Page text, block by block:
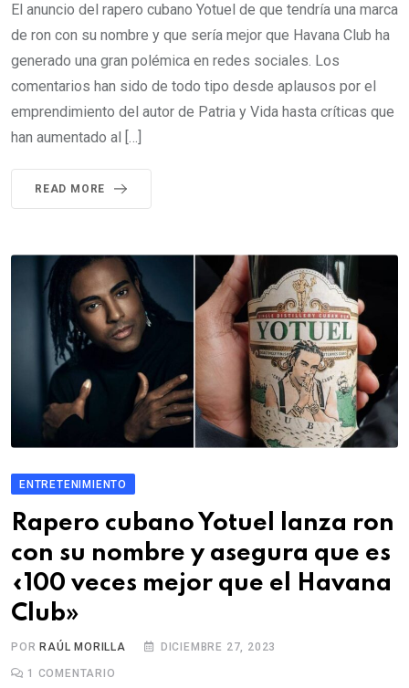
El anuncio del rapero cubano Yotuel de que tendría una marca
de ron con su nombre y que sería mejor que Havana Club ha
generado una gran polémica en redes sociales. Los
comentarios han sido de todo tipo desde aplausos por el
emprendimiento del autor de Patria y Vida hasta críticas que
han aumentado al […]
READ MORE
ENTRETENIMIENTO
Rapero cubano Yotuel lanza ron
con su nombre y asegura que es
«100 veces mejor que el Havana
Club»
POR RAÚL MORILLA DICIEMBRE 27, 2023
1 COMENTARIO